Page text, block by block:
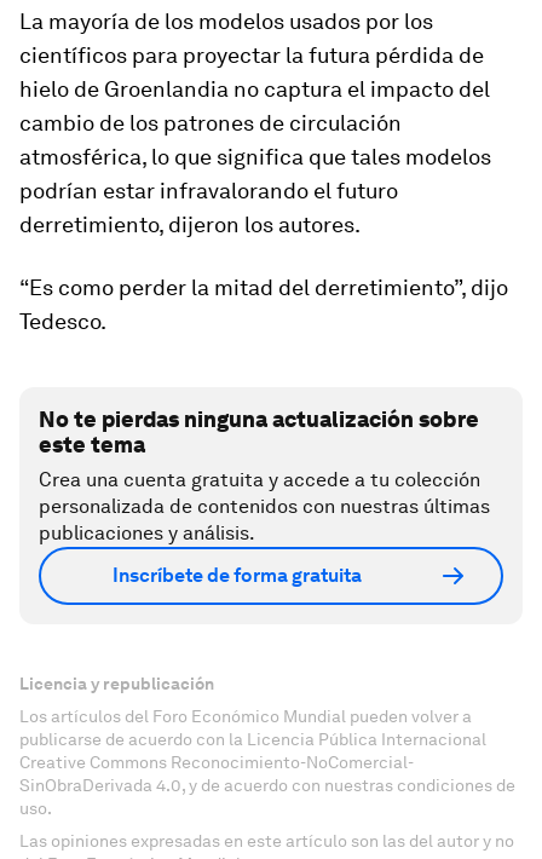
La mayoría de los modelos usados por los
científicos para proyectar la futura pérdida de
hielo de Groenlandia no captura el impacto del
cambio de los patrones de circulación
atmosférica, lo que significa que tales modelos
podrían estar infravalorando el futuro
derretimiento, dijeron los autores.
“Es como perder la mitad del derretimiento”, dijo
Tedesco.
No te pierdas ninguna actualización sobre
este tema
Crea una cuenta gratuita y accede a tu colección
personalizada de contenidos con nuestras últimas
publicaciones y análisis.
Inscríbete de forma gratuita
Licencia y republicación
Los artículos del Foro Económico Mundial pueden volver a
publicarse de acuerdo con la Licencia Pública Internacional
Creative Commons Reconocimiento-NoComercial-
SinObraDerivada 4.0, y de acuerdo con nuestras condiciones de
uso.
Las opiniones expresadas en este artículo son las del autor y no